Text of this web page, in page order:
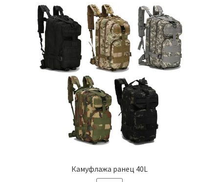
Камуфлажа ранец 40L